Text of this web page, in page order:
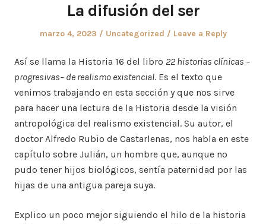
La difusión del ser
Posted
marzo 4, 2023
Posted
Uncategorized Leave a Reply
Así se llama la Historia 16 del libro 22 historias clínicas –
progresivas– de realismo existencial. Es el texto que
venimos trabajando en esta sección y que nos sirve
para hacer una lectura de la Historia desde la visión
antropológica del realismo existencial. Su autor, el
doctor Alfredo Rubio de Castarlenas, nos habla en este
capítulo sobre Julián, un hombre que, aunque no
pudo tener hijos biológicos, sentía paternidad por las
hijas de una antigua pareja suya.
Explico un poco mejor siguiendo el hilo de la historia